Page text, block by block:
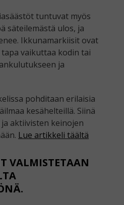
tuntuvat myös
säteilemästä ulos, ja
Ikkunamarkiisit ovat
vaikuttaa kodin tai
ja
pohditaan erilaisia
kesähelteillä. Siinä
aktiivisten keinojen
Lue artikkeli täältä
VALMISTETAAN